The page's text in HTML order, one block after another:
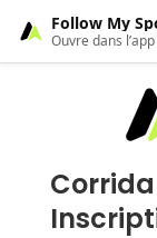
Follow My
Ouvre dans l’app